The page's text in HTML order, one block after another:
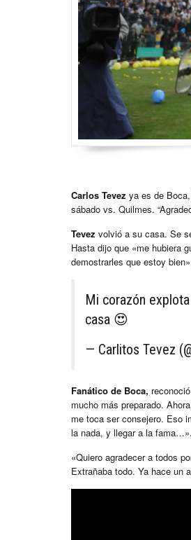
Carlos Tevez ya es de
sábado vs. Quilmes.
Tevez volvió a su casa. Se
Hasta dijo que «me hubiera
demostrarles que estoy
Mi corazón
casa 😍
— Carlitos Tevez
Fanático de Boca,
mucho más preparado.
me toca ser consejero. Eso
la nada, y llegar a la fama…».
«Quiero agradecer a todos
Extrañaba todo. Ya hace un